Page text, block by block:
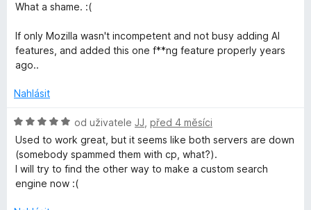
c
u
s
t
o
m
What a shame. :(
If only Mozilla wasn't incompetent and not busy adding AI
features, and added this one f**ng feature properly years
ago..
Nahlásit
H
o
d
n
o
od uživatele JJ před 4 měsíci
Used to work great, but it seems like both servers are down
(somebody spammed them with cp, what?).
I will try to find the other way to make a custom search
engine now :(